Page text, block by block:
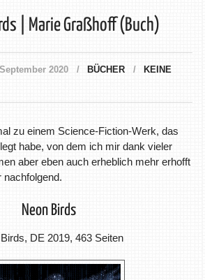
| Marie Graßhoff (Buch)
2020 BÜCHER
KEINE
zu einem Science-Fiction-Werk, das
habe, von dem ich mir dank vieler
aber eben auch erheblich mehr erhofft
nachfolgend.
Neon Birds
DE 2019, 463 Seiten